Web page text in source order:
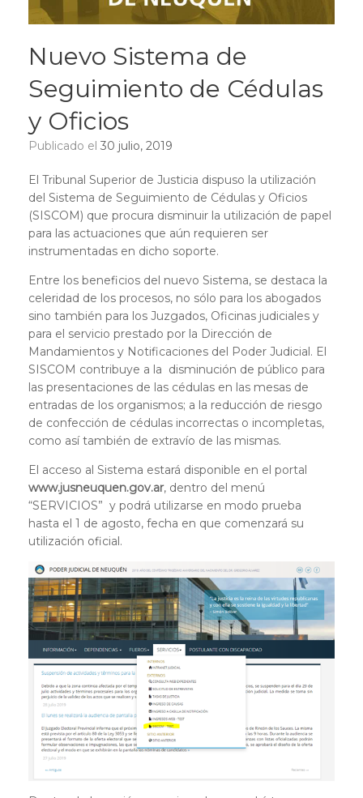
Nuevo Sistema de
Seguimiento de Cédulas
y Oficios
Publicado el 30 julio, 2019
El Tribunal Superior de Justicia dispuso la utilización
del Sistema de Seguimiento de Cédulas y Oficios
(SISCOM) que procura disminuir la utilización de papel
para las actuaciones que aún requieren ser
instrumentadas en dicho soporte.
Entre los beneficios del nuevo Sistema, se destaca la
celeridad de los procesos, no sólo para los abogados
sino también para los Juzgados, Oficinas judiciales y
para el servicio prestado por la Dirección de
Mandamientos y Notificaciones del Poder Judicial. El
SISCOM contribuye a la disminución de público para
las presentaciones de las cédulas en las mesas de
entradas de los organismos; a la reducción de riesgo
de confección de cédulas incorrectas o incompletas,
como así también de extravío de las mismas.
El acceso al Sistema estará disponible en el portal
www.jusneuquen.gov.ar, dentro del menú
“SERVICIOS” y podrá utilizarse en modo prueba
hasta el 1 de agosto, fecha en que comenzará su
utilización oficial.